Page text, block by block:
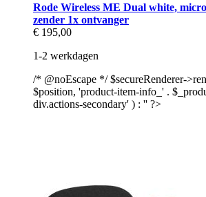
Rode Wireless ME Dual white,
zender 1x ontvanger
€ 195,00
1-2 werkdagen
/* @noEscape */ $secureRenderer-
$position, 'product-item-info_' .
div.actions-secondary' ) : '' ?>